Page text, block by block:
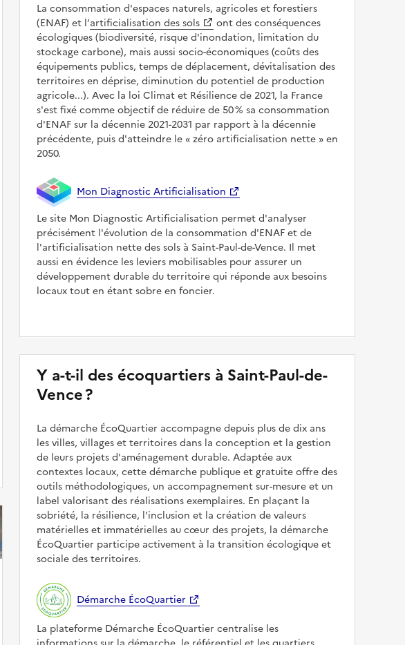
La consommation d'espaces naturels, agricoles et forestiers
(ENAF) et l’artificialisation des sols
ont des conséquences
écologiques (biodiversité, risque d'inondation, limitation du
stockage carbone), mais aussi socio-économiques (coûts des
équipements publics, temps de déplacement, dévitalisation des
territoires en déprise, diminution du potentiel de production
agricole...). Avec la loi Climat et Résilience de 2021, la France
s'est fixé comme objectif de réduire de 50 % sa consommation
d'ENAF sur la décennie 2021-2031 par rapport à la décennie
précédente, puis d'atteindre le zéro artificialisation nette en
2050.
Mon Diagnostic Artificialisation
Le site Mon Diagnostic Artificialisation permet d'analyser
précisément l'évolution de la consommation d'ENAF et de
l'artificialisation nette des sols à Saint-Paul-de-Vence. Il met
aussi en évidence les leviers mobilisables pour assurer un
développement durable du territoire qui réponde aux besoins
locaux tout en étant sobre en foncier.
Y a-t-il des écoquartiers à Saint-Paul-de-
Vence ?
La démarche ÉcoQuartier accompagne depuis plus de dix ans
les villes, villages et territoires dans la conception et la gestion
de leurs projets d'aménagement durable. Adaptée aux
contextes locaux, cette démarche publique et gratuite offre des
outils méthodologiques, un accompagnement sur-mesure et un
label valorisant des réalisations exemplaires. En plaçant la
sobriété, la résilience, l'inclusion et la création de valeurs
matérielles et immatérielles au cœur des projets, la démarche
ÉcoQuartier participe activement à la transition écologique et
sociale des territoires.
Démarche ÉcoQuartier
La plateforme Démarche ÉcoQuartier centralise les